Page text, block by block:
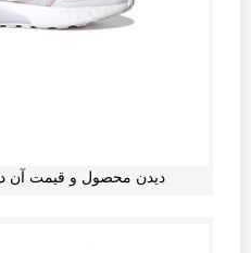
دیدن محصول و قیمت آن